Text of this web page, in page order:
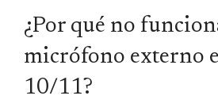
¿Por qué no
micrófono externo
10/11?